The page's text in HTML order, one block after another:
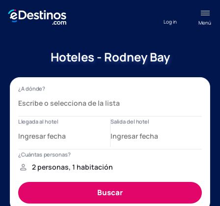
Menú
Log in
Hoteles - Rodney Bay